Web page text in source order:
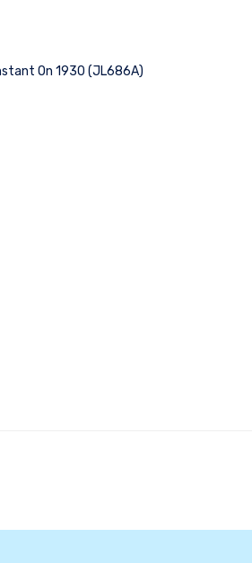
On 1930 (JL686A)